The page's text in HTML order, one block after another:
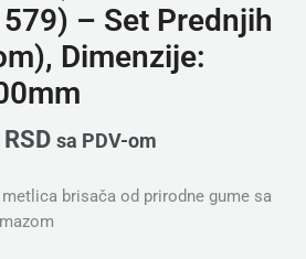
– Set Prednjih
Dimenzije:
RSD sa PDV-om
metlica brisača od prirodne gume sa